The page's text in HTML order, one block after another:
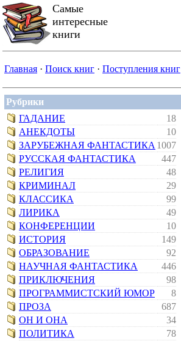
Самые
интересные
книги
Главная · Поиск книг · Поступления книг
Рубрики
ГАДАНИЕ
18
АНЕКДОТЫ
10
ЗАРУБЕЖНАЯ ФАНТАСТИКА 1007
РУССКАЯ ФАНТАСТИКА
447
РЕЛИГИЯ
48
КРИМИНАЛ
29
КЛАССИКА
99
ЛИРИКА
49
КОНФЕРЕНЦИИ
10
ИСТОРИЯ
149
ОБРАЗОВАНИЕ
92
НАУЧНАЯ ФАНТАСТИКА
446
ПРИКЛЮЧЕНИЯ
98
ПРОГРАММИСТСКИЙ ЮМОР
8
ПРОЗА
687
ОН И ОНА
34
ПОЛИТИКА
78